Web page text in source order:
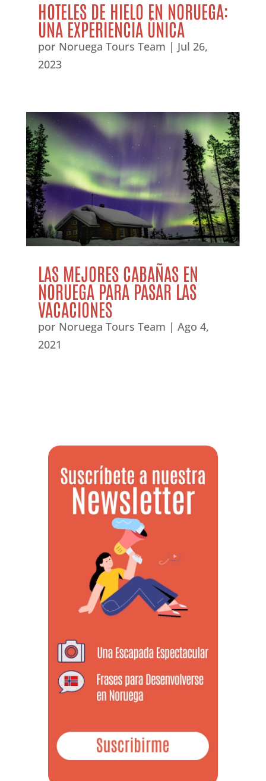
HOTELES DE HIELO EN NORUEGA:
UNA EXPERIENCIA ÚNICA
por Noruega Tours Team | Jul 26,
2023
LAS MEJORES CABAÑAS EN
NORUEGA PARA PASAR LAS
VACACIONES
por Noruega Tours Team | Ago 4,
2021